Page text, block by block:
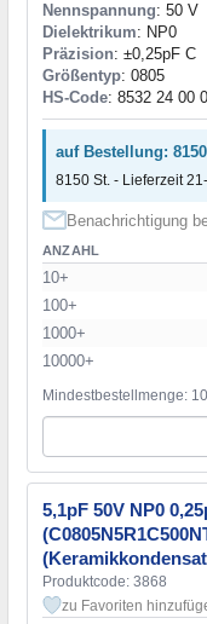
Nennspannung: 50 V
Dielektrikum: NP0
Präzision: ±0,25pF C
Größentyp: 0805
HS-Code: 8532 24 00
auf Bestellung:
8150 St. - Lieferzeit
Benachrichtigung
ANZAHL
10+
100+
1000+
10000+
Mindestbestellmenge:
5,1pF 50V NP0
Produktcode: 3868
zu Favoriten